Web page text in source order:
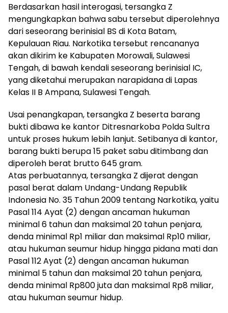
Berdasarkan hasil interogasi, tersangka Z
mengungkapkan bahwa sabu tersebut diperolehnya
dari seseorang berinisial BS di Kota Batam,
Kepulauan Riau. Narkotika tersebut rencananya
akan dikirim ke Kabupaten Morowali, Sulawesi
Tengah, di bawah kendali seseorang berinisial IC,
yang diketahui merupakan narapidana di Lapas
Kelas II B Ampana, Sulawesi Tengah.
Usai penangkapan, tersangka Z beserta barang
bukti dibawa ke kantor Ditresnarkoba Polda Sultra
untuk proses hukum lebih lanjut. Setibanya di kantor,
barang bukti berupa 15 paket sabu ditimbang dan
diperoleh berat brutto 645 gram.
Atas perbuatannya, tersangka Z dijerat dengan
pasal berat dalam Undang-Undang Republik
Indonesia No. 35 Tahun 2009 tentang Narkotika, yaitu
Pasal 114 Ayat (2) dengan ancaman hukuman
minimal 6 tahun dan maksimal 20 tahun penjara,
denda minimal Rp1 miliar dan maksimal Rp10 miliar,
atau hukuman seumur hidup hingga pidana mati dan
Pasal 112 Ayat (2) dengan ancaman hukuman
minimal 5 tahun dan maksimal 20 tahun penjara,
denda minimal Rp800 juta dan maksimal Rp8 miliar,
atau hukuman seumur hidup.